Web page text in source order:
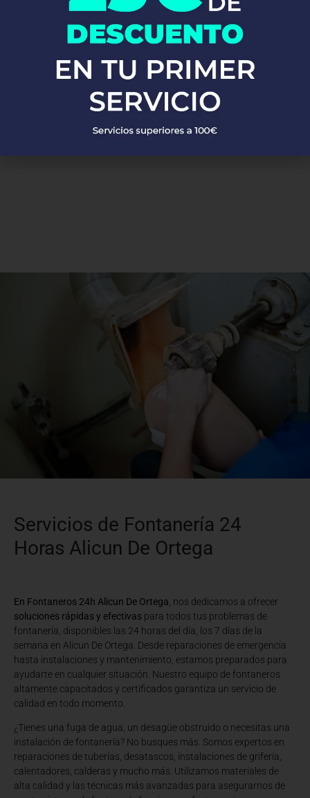
los 7 días de la semana. A continuación, te mostramos algunos de
nuestros servicios más populares:
Servicios de Fontanería 24
Horas Alicun De Ortega
En Fontaneros 24h Alicun De Ortega , nos dedicamos a ofrecer
soluciones rápidas y efectivas para todos tus problemas de
fontanería, disponibles las 24 horas del día, los 7 días de la
semana en Alicun De Ortega. Desde reparaciones de emergencia
hasta instalaciones y mantenimiento, estamos preparados para
ayudarte en cualquier situación. Nuestro equipo de fontaneros
altamente capacitados y certificados garantiza un servicio de
calidad en todo momento.
¿Tienes una fuga de agua, un desagüe obstruido o necesitas una
instalación de fontanería? No busques más. Somos expertos en
reparaciones de tuberías, desatascos, instalaciones de grifería,
calentadores, calderas y mucho más. Utilizamos materiales de
alta calidad y las técnicas más avanzadas para asegurarnos de